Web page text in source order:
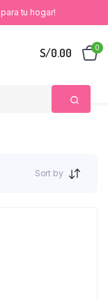
tu hogar!
S/0.00 0
Sort by